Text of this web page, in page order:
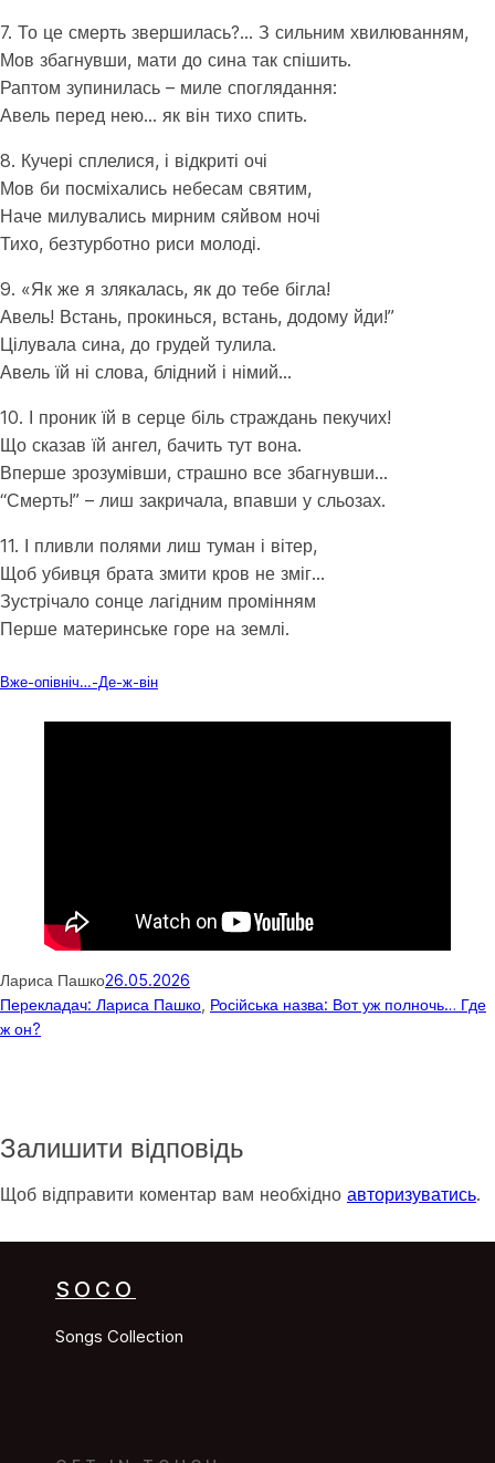
7. То це смерть звершилась?… З сильним хвилюванням,
Мов збагнувши, мати до сина так спішить.
Раптом зупинилась – миле споглядання:
Авель перед нею… як він тихо спить.
8. Кучері сплелися, і відкриті очі
Мов би посміхались небесам святим,
Наче милувались мирним сяйвом ночі
Тихо, безтурботно риси молоді.
9. «Як же я злякалась, як до тебе бігла!
Авель! Встань, прокинься, встань, додому йди!”
Цілувала сина, до грудей тулила.
Авель їй ні слова, блідний і німий…
10. І проник їй в серце біль страждань пекучих!
Що сказав їй ангел, бачить тут вона.
Вперше зрозумівши, страшно все збагнувши…
“Смерть!” – лиш закричала, впавши у сльозах.
11. І пливли полями лиш туман і вітер,
Щоб убивця брата змити кров не зміг…
Зустрічало сонце лагідним промінням
Перше материнське горе на землі.
Вже-опівніч…-Де-ж-він
Лариса Пашко26.05.2026
Перекладач: Лариса Пашко Російська назва: Вот уж полночь… Где
ж он?
Залишити відповідь
Щоб відправити коментар вам необхідно авторизуватись.
SOCO
Songs Collection